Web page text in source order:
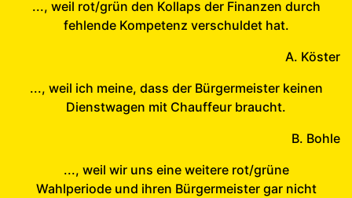
..., weil rot/grün den Kollaps der Finanzen durch
fehlende Kompetenz verschuldet hat.
A. Köster
..., weil ich meine, dass der Bürgermeister keinen
Dienstwagen mit Chauffeur braucht.
B. Bohle
..., weil wir uns eine weitere rot/grüne
Wahlperiode und ihren Bürgermeister gar nicht